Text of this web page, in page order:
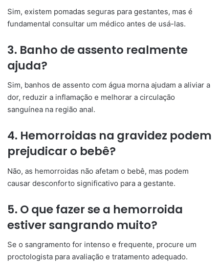
Sim, existem pomadas seguras para gestantes, mas é
fundamental consultar um médico antes de usá-las.
3. Banho de assento realmente
ajuda?
Sim, banhos de assento com água morna ajudam a aliviar a
dor, reduzir a inflamação e melhorar a circulação
sanguínea na região anal.
4. Hemorroidas na gravidez podem
prejudicar o bebê?
Não, as hemorroidas não afetam o bebê, mas podem
causar desconforto significativo para a gestante.
5. O que fazer se a hemorroida
estiver sangrando muito?
Se o sangramento for intenso e frequente, procure um
proctologista para avaliação e tratamento adequado.